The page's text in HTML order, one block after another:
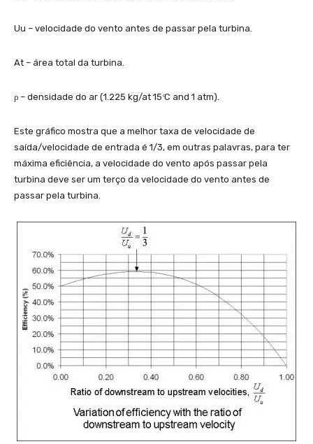
Uu – velocidade do vento antes de passar pela turbina.
At – área total da turbina.
ρ – densidade do ar (1.225 kg/at 15 ͦC and 1 atm).
Este gráfico mostra que a melhor taxa de velocidade de
saída/velocidade de entrada é 1/3, em outras palavras, para ter
máxima eficiência, a velocidade do vento após passar pela
turbina deve ser um terço da velocidade do vento antes de
passar pela turbina.